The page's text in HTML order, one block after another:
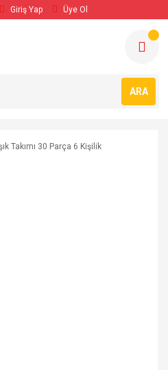
Giriş Yap Üye Ol
ARA